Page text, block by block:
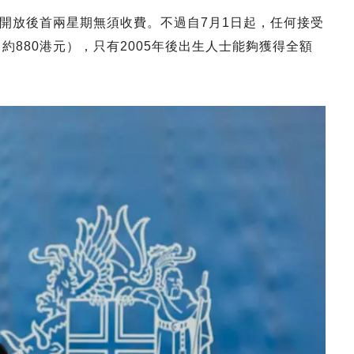
放後首兩星期無須收費。不過自7月1日起，任何接受
880港元），只有2005年後出生人士能夠獲得全額